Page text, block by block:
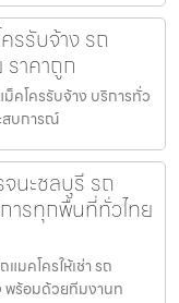
รรับจ้าง รถ
ราคาถูก
ม็คโครรับจ้าง บริการทั่ว
สบการณ์
นะชลบุรี รถ
การทุกพื้นที่ทั่วไทย
มคโครให้เช่า รถ
พร้อมด้วยทีมงานท